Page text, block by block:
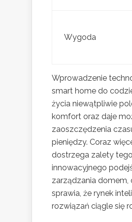
Wygoda
Wprowadzenie
smart home do
życia niewątpliwie
komfort oraz daje
zaoszczędzenia
pieniędzy. Coraz
dostrzega zalety tego
innowacyjnego
zarządzania domem,
sprawia, że rynek
rozwiązań ciągle się